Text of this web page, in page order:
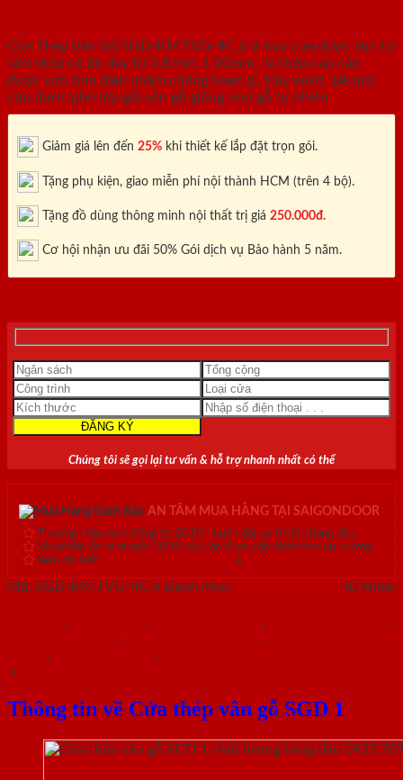
Cửa Thép Vân Gỗ SGD-KM.TVG-4C.6 là loại cửa được làm từ
tấm thép có độ dày từ 0,8 mm-1.00mm , là thép cao cấp
được sơn tĩnh điện nhằm chống hoen gỉ, trầy xước. Bề mặt
cửa được phủ lớp giả vân gỗ giống như gỗ tự nhiên
Giảm giá lên đến 25% khi thiết kế lắp đặt trọn gói.
Tặng phụ kiện, giao miễn phí nội thành HCM (trên 4 bộ).
Tặng đồ dùng thông minh nội thất trị giá 250.000đ.
Cơ hội nhận ưu đãi 50% Gói dịch vụ Bảo hành 5 năm.
Chúng tôi sẽ gọi lại tư vấn & hỗ trợ nhanh nhất có thể
AN TÂM MUA HÀNG TẠI SAIGONDOOR
Thương hiệu danh tiếng từ 2010 - Luôn đặt uy tín lên hàng đầu.
Sản phẩm đa dạng mới 100% và luôn được cập nhật theo xu hướng.
Xem chi tiết:
&
Mã: SGD-KM.TVG-4C.6 Danh mục:
Từ khóa:
, , ,
, , ,
,
, ,
, , ,
Thông tin về Cửa thép vân gỗ SGD 1